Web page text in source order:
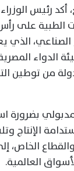
رئيس
الطبية على رأس
الصناعي،
من توطين
بضرورة
الإنتاج
الخاص،
العالمية.